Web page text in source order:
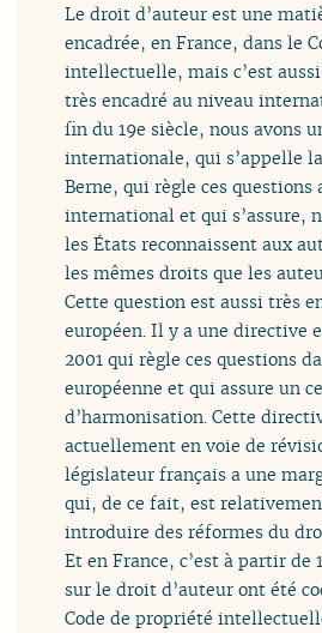
Le droit d’auteur est une
encadrée, en France, dans le
intellectuelle, mais c’est
très encadré au niveau
fin du 19e siècle, nous avons
internationale, qui s’appelle
Berne, qui règle ces questions
international et qui s’assure,
les États reconnaissent aux
les mêmes droits que les
Cette question est aussi très
européen. Il y a une directive
2001 qui règle ces questions
européenne et qui assure un
d’harmonisation. Cette
actuellement en voie de
législateur français a une
qui, de ce fait, est
introduire des réformes du
Et en France, c’est à partir de
sur le droit d’auteur ont été
Code de propriété